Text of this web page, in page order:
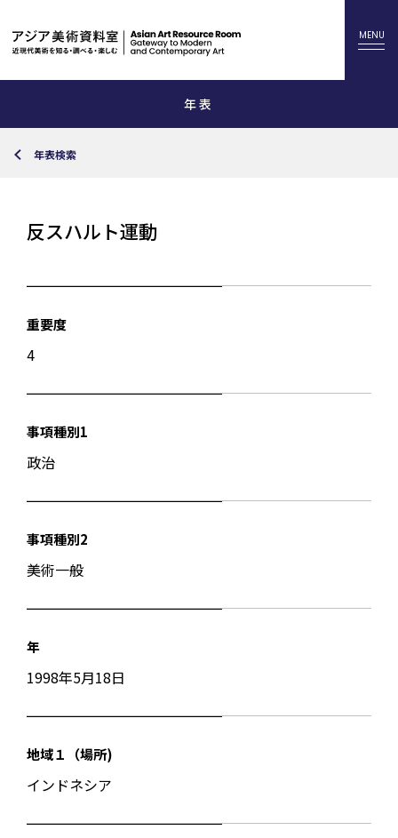
年表
年表検索
反スハルト運動
重要度
4
事項種別1
政治
事項種別2
美術一般
年
1998年5月18日
地域１（場所)
インドネシア